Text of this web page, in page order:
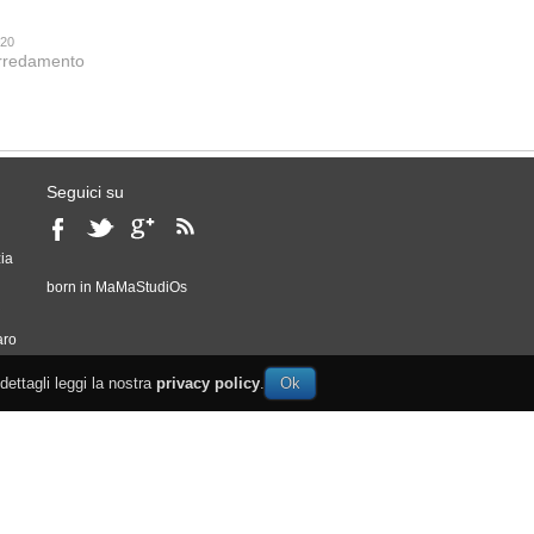
Seguici su
born in MaMaStudiOs
leggi la nostra privacy policy.